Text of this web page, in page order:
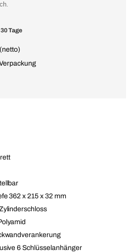
Tage
362 x 215 x 32 mm
6 Schlüsselanhänger